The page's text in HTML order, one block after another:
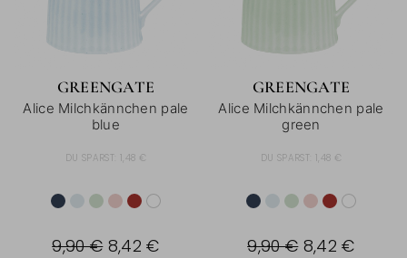
GREENGATE
Alice Milchkännchen pale
blue
DU SPARST: 1,48 €
9,90 € 8,42 €
GREENGATE
Alice Milchkännchen pale
green
DU SPARST: 1,48 €
9,90 € 8,42 €